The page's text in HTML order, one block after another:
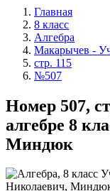
Главная
8 класс
Алгебра
Макарычев -
стр. 115
№507
Номер 507,
алгебре 8
Миндюк